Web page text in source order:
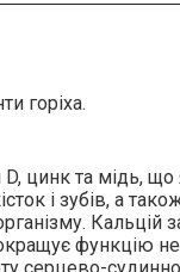
горіха.
D, цинк та мідь,
і зубів, а
Кальцій
функцію